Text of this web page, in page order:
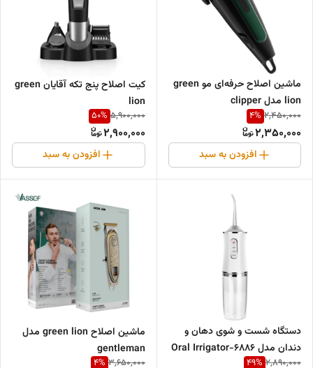
ماشین اصلاح حرفه‌ای‌ مو green
lion مدل clipper
2,450,000
4%
2,350,000
افزودن به سبد
کیت اصلاح پنج تکه آقایان green
lion
5,900,000
50%
2,900,000
افزودن به سبد
دستگاه شست و شوی دهان و
دندان مدل 6886-Oral Irrigator
2,890,000
49%
ماشین اصلاح green lion مدل
gentleman
3,650,000
4%